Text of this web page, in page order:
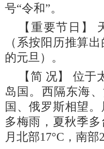
号“令和”。
【重要节日】
（系按阳历推算
的元旦）。
【简 况】 位
岛国。西隔东海
国、俄罗斯相望
多梅雨，夏秋季多
月北部17°C，南部